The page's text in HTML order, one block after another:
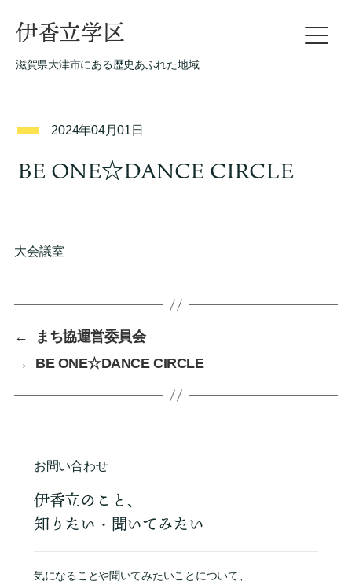
伊香立学区
滋賀県大津市にある歴史あふれた地域
2024年04月01日
BE ONE☆DANCE CIRCLE
大会議室
←
まち協運営委員会
→
BE ONE☆DANCE CIRCLE
お問い合わせ
伊香立のこと、
知りたい・聞いてみたい
気になることや聞いてみたいことについて、